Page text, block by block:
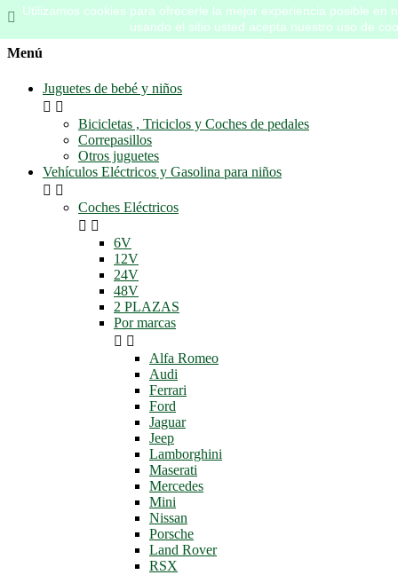
Utilizamos cookies para ofrecerle la mejor experiencia posible en
usando el sitio usted acepta nuestro uso de

Menú
Juguetes de bebé y niños
 
Bicicletas , Triciclos y Coches de pedales
Correpasillos
Otros juguetes
Vehículos Eléctricos y Gasolina para niños
 
Coches Eléctricos
 
6V
12V
24V
48V
2 PLAZAS
Por marcas
 
Alfa Romeo
Audi
Ferrari
Ford
Jaguar
Jeep
Lamborghini
Maserati
Mercedes
Mini
Nissan
Porsche
Land Rover
RSX